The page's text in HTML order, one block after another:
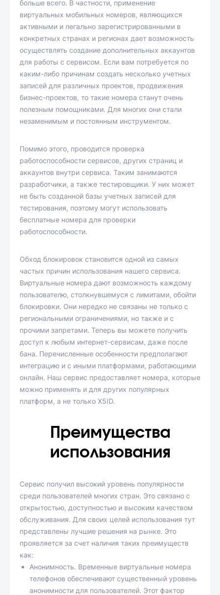
больше всего. В частности, применение
виртуальных мобильных номеров, являющихся
активными и легально зарегистрированными в
конкретных странах и регионах дает возможность
осуществлять создание дополнительных аккаунтов
для работы с сервисом. Если вам потребуется по
каким-либо причинам создать несколько учетных
записей для различных проектов, продвижения
бизнес-проектов, то такие номера станут очень
полезным помощниками. Для многих они стали
незаменимым и постоянным инструментом.
Помимо этого, проводится проверка
работоспособности сервисов, других страниц и
аккаунтов внутри сервиса. Таким занимаются
разработчики, а также тестировщики. У них может
не быть созданной базы учетных записей для
тестирования, поэтому могут использовать
бесплатные номера для проверки
работоспособности.
Обход блокировок становится одной из самых
частых причин использования нашего сервиса.
Виртуальные номера дают возможность каждому
пользователю, столкнувшемуся с лимитами, обойти
блокировки. Они нередко не связаны не только с
региональными ограничениями, но также и с
прочими запретами. Теперь вы можете получить
доступ к любым интернет-сервисам, даже после
бана. Перечисленные особенности предполагают
интеграцию и с иными платформами, работающими
онлайн. Наш сервис предоставляет номера, которые
можно применять и для других популярных
платформ, а не только X5ID.
Преимущества
использования
Сервис получил высокий уровень популярности
среди пользователей многих стран. Это связано с
открытостью, доступностью и высоким качеством
обслуживания. Для своих целей использования тут
представлены лучшие решения на рынке. Это
проявляется за счет наличия таких преимуществ
как:
Анонимность. Временные виртуальные номера
телефонов обеспечивают существенный уровень
анонимности для пользователей. Этот фактор